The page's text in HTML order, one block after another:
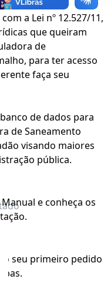
a Lei nº 12.527/11,
que queiram
de
para ter acesso
faça seu
de dados para
de Saneamento
visando maiores
pública.
e conheça os
o seu primeiro pedido